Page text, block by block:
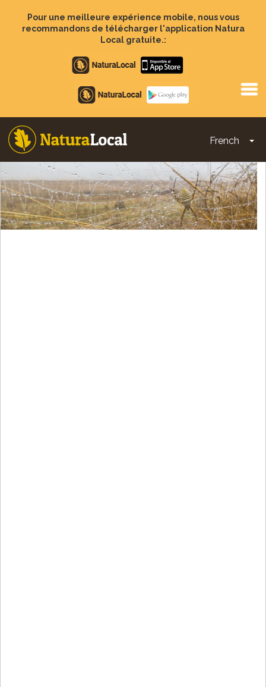
contenu
Pour une meilleure expérience mobile, nous vous
recommandons de télécharger l'application Natura
Local gratuite.:
Apple
store
Google
Play
French
Main
navigation